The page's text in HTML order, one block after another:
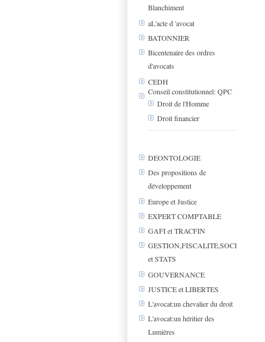
Blanchiment
aL'acte d 'avocat
BATONNIER
Bicentenaire des ordres
d'avocats
CEDH
Conseil constitutionnel: QPC
Droit de l'Homme
Droit financier
DEONTOLOGIE
Des propositions de
développement
Europe et Justice
EXPERT COMPTABLE
GAFI et TRACFIN
GESTION,FISCALITE,SOCIAL
et STATS
GOUVERNANCE
JUSTICE et LIBERTES
L'avocat:un chevalier du droit
L'avocat:un héritier des
Lumières